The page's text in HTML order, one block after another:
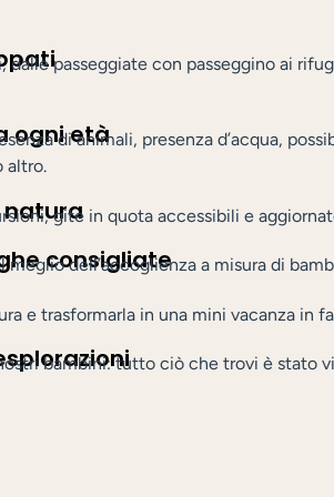
passeggiate con passeggino ai
ogni età
di animali, presenza d’acqua,
altro.
naturagite in quota accessibili e
consigliate
dell’accoglienza a misura di
e trasformarla in una mini vacanza in
bambini: tutto ciò che trovi è stato